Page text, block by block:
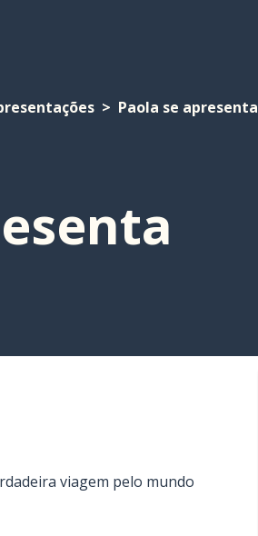
Paola se apresenta
viagem pelo mundo